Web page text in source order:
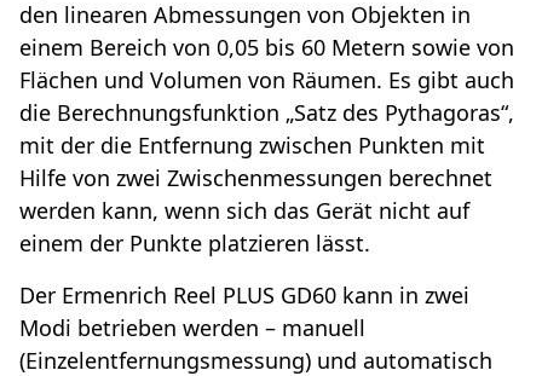
den linearen Abmessungen von Objekten in
einem Bereich von 0,05 bis 60 Metern sowie von
Flächen und Volumen von Räumen. Es gibt auch
die Berechnungsfunktion „Satz des Pythagoras“,
mit der die Entfernung zwischen Punkten mit
Hilfe von zwei Zwischenmessungen berechnet
werden kann, wenn sich das Gerät nicht auf
einem der Punkte platzieren lässt.
Der Ermenrich Reel PLUS GD60 kann in zwei
Modi betrieben werden – manuell
(Einzelentfernungsmessung) und automatisch